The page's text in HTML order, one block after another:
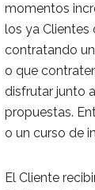
momentos
los ya Clientes
contratando
o que
disfrutar junto
propuestas.
o un curso de
El Cliente